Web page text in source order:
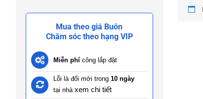
Mua theo giá Buôn
Chăm sóc theo hạng VIP
Miễn phí công lắp đặt
Lỗi là đổi mới trong 10 ngày
tại nhà xem chi tiết